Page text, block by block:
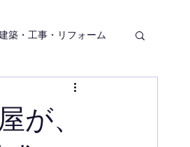
築・工事・リフォーム
、